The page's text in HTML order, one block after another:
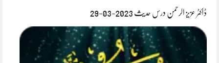
ڈاکٹر عزیز الرحمن درس حدیث 2023-03-29